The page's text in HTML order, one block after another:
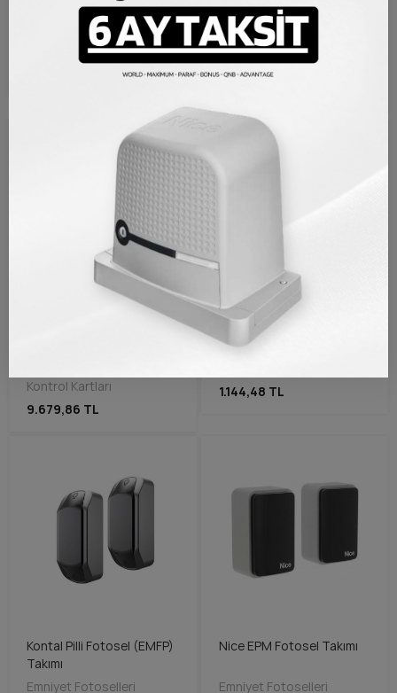
BFT Mitto B RCB04
Otomatik Kapı Kumandası
Nice RBA3 R10 Kontrol
Ünitesi (Robus Ve Run
Yeni Nesil Anakart)
Kontrol Kartları
Kontrol Kartları
9.679,86 TL
Came TOP 432EE
Kumanda
1.144,48 TL
Kontal Pilli Fotosel (EMFP)
Takımı
Emniyet Fotoselleri
Nice EPM Fotosel Takımı
Emniyet Fotoselleri